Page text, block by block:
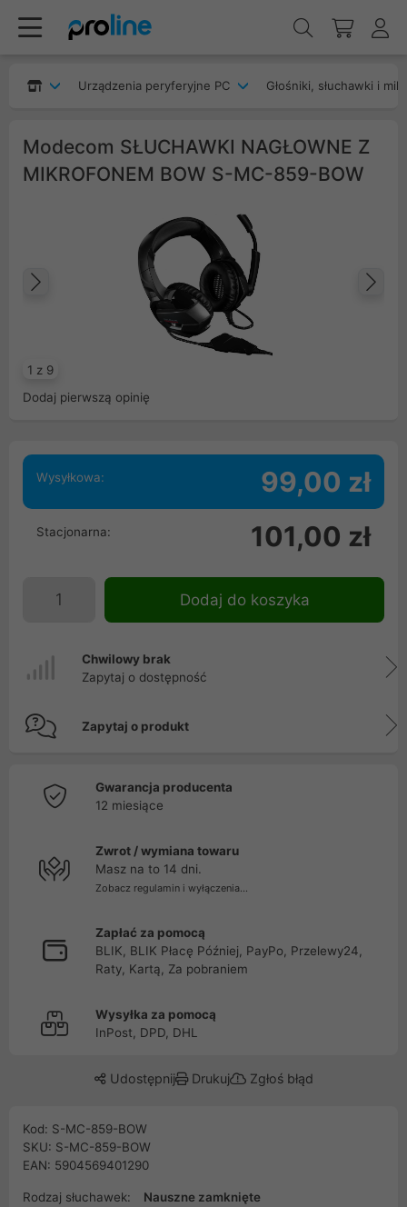
Urządzenia peryferyjne PC Głośniki, słuchawki i
Modecom SŁUCHAWKI NAGŁOWNE Z
MIKROFONEM BOW S-MC-859-BOW
1 z 9
Poprzedni
Dodaj pierwszą opinię
Wysyłkowa: 99,00 zł
Stacjonarna: 101,00 zł
Dodaj do koszyka
Chwilowy brak
Zapytaj o dostępność
Zapytaj o produkt
Gwarancja producenta
12 miesiące
Zwrot / wymiana towaru
Masz na to 14 dni.
Zobacz regulamin i wyłączenia...
Zapłać za pomocą
BLIK, BLIK Płacę Później, PayPo, Przelewy24,
Raty, Kartą, Za pobraniem
Wysyłka za pomocą
InPost, DPD, DHL
Udostępnij Drukuj Zgłoś błąd
Kod: S-MC-859-BOW
SKU: S-MC-859-BOW
EAN: 5904569401290
Rodzaj słuchawek:
Nauszne zamknięte